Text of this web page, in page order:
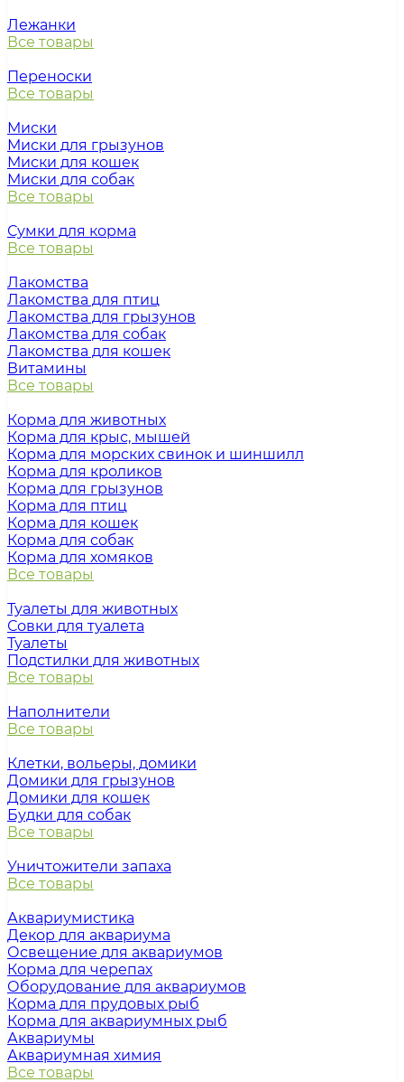
Лежанки
Все товары
Переноски
Все товары
Миски
Миски для грызунов
Миски для кошек
Миски для собак
Все товары
Сумки для корма
Все товары
Лакомства
Лакомства для птиц
Лакомства для грызунов
Лакомства для собак
Лакомства для кошек
Витамины
Все товары
Корма для животных
Корма для крыс, мышей
Корма для морских свинок и шиншилл
Корма для кроликов
Корма для грызунов
Корма для птиц
Корма для кошек
Корма для собак
Корма для хомяков
Все товары
Туалеты для животных
Совки для туалета
Туалеты
Подстилки для животных
Все товары
Наполнители
Все товары
Клетки, вольеры, домики
Домики для грызунов
Домики для кошек
Будки для собак
Все товары
Уничтожители запаха
Все товары
Аквариумистика
Декор для аквариума
Освещение для аквариумов
Корма для черепах
Оборудование для аквариумов
Корма для прудовых рыб
Корма для аквариумных рыб
Аквариумы
Аквариумная химия
Все товары